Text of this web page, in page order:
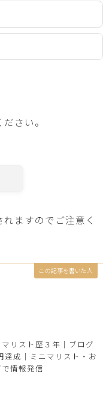
さい。
ますのでご注意く
この記事を書いた人
リスト歴３年｜ブログ
成｜ミニマリスト・お
情報発信